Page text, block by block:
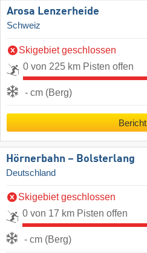
Arosa Lenzerheide
Schweiz
Skigebiet geschlossen
0 von 225 km Pisten offen
- cm (Berg)
Bericht
Hörnerbahn – Bolsterlang
Deutschland
Skigebiet geschlossen
0 von 17 km Pisten offen
- cm (Berg)